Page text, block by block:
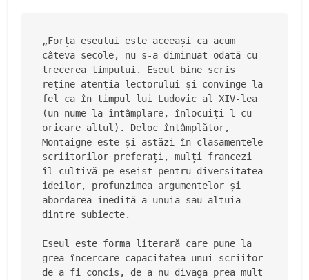
„Forța eseului este aceeași ca acum
câteva secole, nu s-a diminuat odată cu
trecerea timpului. Eseul bine scris
reține atenția lectorului și convinge la
fel ca în timpul lui Ludovic al XIV-lea
(un nume la întâmplare, înlocuiți-l cu
oricare altul). Deloc întâmplător,
Montaigne este și astăzi în clasamentele
scriitorilor preferați, mulți francezi
îl cultivă pe eseist pentru diversitatea
ideilor, profunzimea argumentelor și
abordarea inedită a unuia sau altuia
dintre subiecte.
Eseul este forma literară care pune la
grea încercare capacitatea unui scriitor
de a fi concis, de a nu divaga prea mult